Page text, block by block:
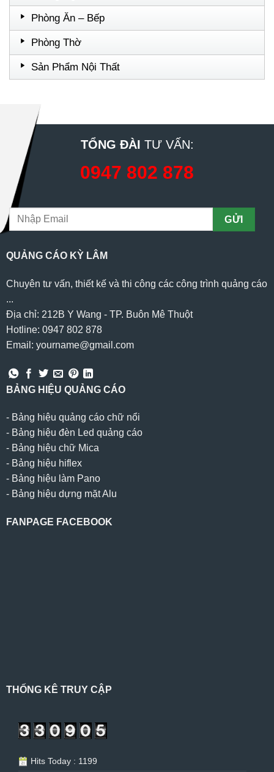
Phòng Ăn – Bếp
Phòng Thờ
Sản Phẩm Nội Thất
TỔNG ĐÀI TƯ VẤN:
0947 802 878
QUẢNG CÁO KỲ LÂM
Chuyên tư vấn, thiết kế và thi công các công trình quảng cáo
...
Địa chỉ: 212B Y Wang - TP. Buôn Mê Thuột
Hotline: 0947 802 878
Email: yourname@gmail.com
BẢNG HIỆU QUẢNG CÁO
- Bảng hiệu quảng cáo chữ nổi
- Bảng hiệu đèn Led quảng cáo
- Bảng hiệu chữ Mica
- Bảng hiệu hiflex
- Bảng hiệu làm Pano
- Bảng hiệu dựng mặt Alu
FANPAGE FACEBOOK
THỐNG KÊ TRUY CẬP
Hits Today : 1199